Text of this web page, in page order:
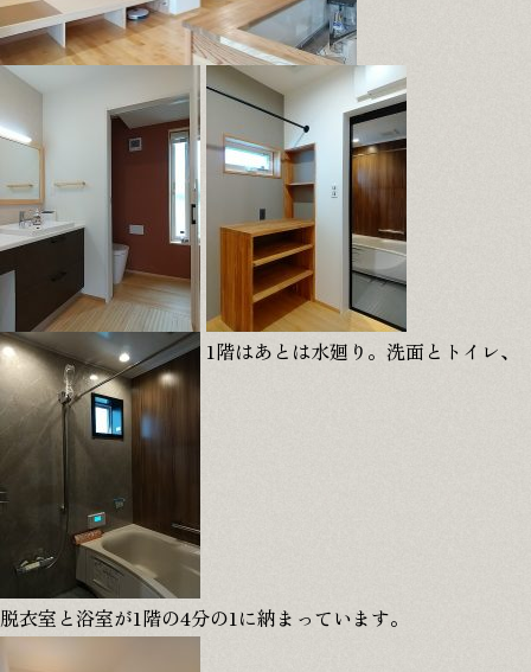
1階はあとは水廻り。洗面とトイレ、
脱衣室と浴室が1階の4分の1に納まっています。